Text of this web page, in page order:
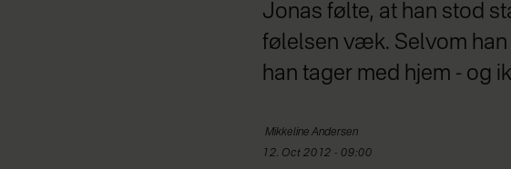
Jonas følte, at han stod
følelsen væk. Selvom han
han tager med hjem - og
Mikkeline Andersen
12. Oct 2012 - 09:00